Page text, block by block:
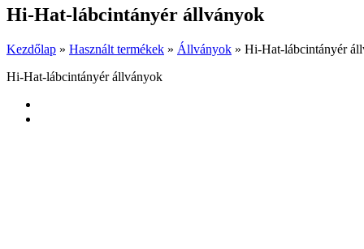
Hi-Hat-lábcintányér állványok
Kezdőlap » Használt termékek » Állványok » Hi-Hat-lábcintányér
Hi-Hat-lábcintányér állványok